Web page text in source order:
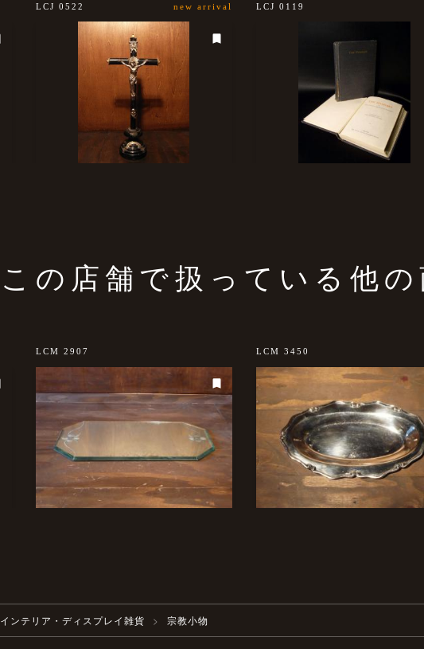
LCJ 0522 new arrival LCJ 0119
この店舗で扱っている他の
LCM 2907 LCM 3450
インテリア・ディスプレイ雑貨 宗教小物